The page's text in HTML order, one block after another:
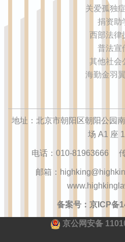
关爱孤独
捐资助
西部法律
普法宣
其他社会
海勤金羽
地址：北京市朝阳区朝阳公园
场 A1 座
电话：010-81963666
邮箱：
备案号：京ICP备
京公网安备